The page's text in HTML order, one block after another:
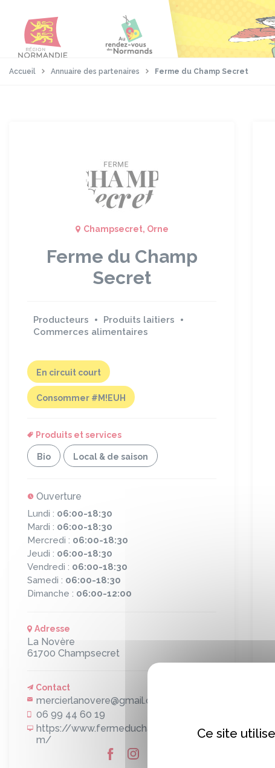
contenu
principal
page
Accueil Annuaire des partenaires Ferme du Champ Secret
Champsecret, Orne
Ferme du Champ
Secret
Producteurs
Produits laitiers
Commerces alimentaires
En circuit court
Consommer #M!EUH
Produits et services
Bio Local & de saison
Ouverture
Lundi : 06:00-18:30
Mardi : 06:00-18:30
Mercredi : 06:00-18:30
Jeudi : 06:00-18:30
Vendredi : 06:00-18:30
Samedi : 06:00-18:30
Dimanche : 06:00-12:00
Adresse
La Novère
61700 Champsecret
Contact
mercierlanovere@gmail.com
06 99 44 60 19
https://www.fermeduchampsecret.co
m/
Ce site